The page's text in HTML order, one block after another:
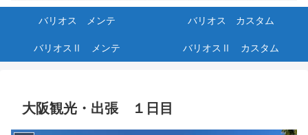
バリオス メンテ バリオス カスタム
バリオスⅡ メンテ バリオスⅡ カスタム
大阪観光・出張 １日目